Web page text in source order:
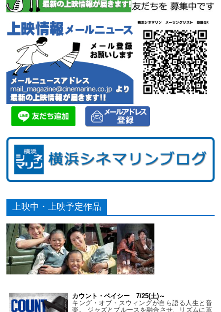
上映中・上映予定作品
カウント・ベイシー 7/25(土)～
キング・オブ・スウィングが自ら語る人生と音
楽。 ジャズとブルースを融合させ、リズムに革